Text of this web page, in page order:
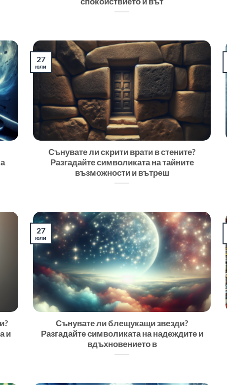
Сънувате ли скрити врати в стените?
Разгадайте символиката на тайните
възможности и вътреш
27
юли
и
Сънувате ли блещукащи звезди?
Разгадайте символиката на надеждите и
вдъхновението в
27
юли